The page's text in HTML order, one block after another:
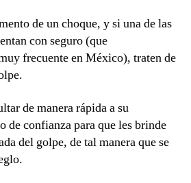
de un choque, y si una de las
con seguro (que
frecuente en México), traten de
de manera rápida a su
de confianza para que les brinde
del golpe, de tal manera que se